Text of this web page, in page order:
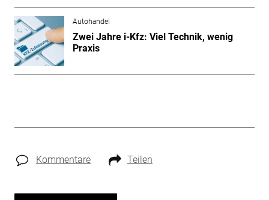
Autohandel
Zwei Jahre i-Kfz: Viel Technik, wenig
Praxis
Kommentare Teilen